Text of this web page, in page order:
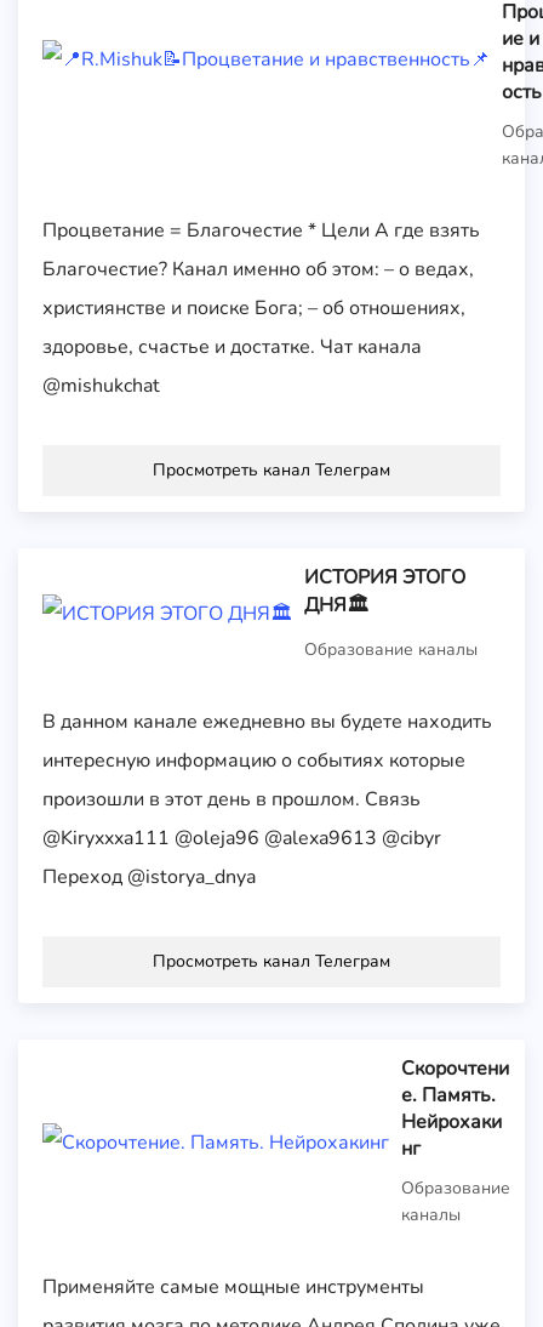
ие и
Процветание = Благочестие * Цели А где взять
Благочестие? Канал именно об этом: – о ведах,
християнстве и поиске Бога; – об отношениях,
здоровье, счастье и достатке. Чат канала
@mishukchat
Просмотреть канал Телеграм
ИСТОРИЯ ЭТОГО
ДНЯ🏛
Образование каналы
В данном канале ежедневно вы будете находить
интересную информацию о событиях которые
произошли в этот день в прошлом. Связь
@Kiryxxxa111 @oleja96 @alexa9613 @cibyr
Переход @istorya_dnya
Просмотреть канал Телеграм
Скорочтени
е. Память.
Нейрохаки
нг
Образование
каналы
Применяйте самые мощные инструменты